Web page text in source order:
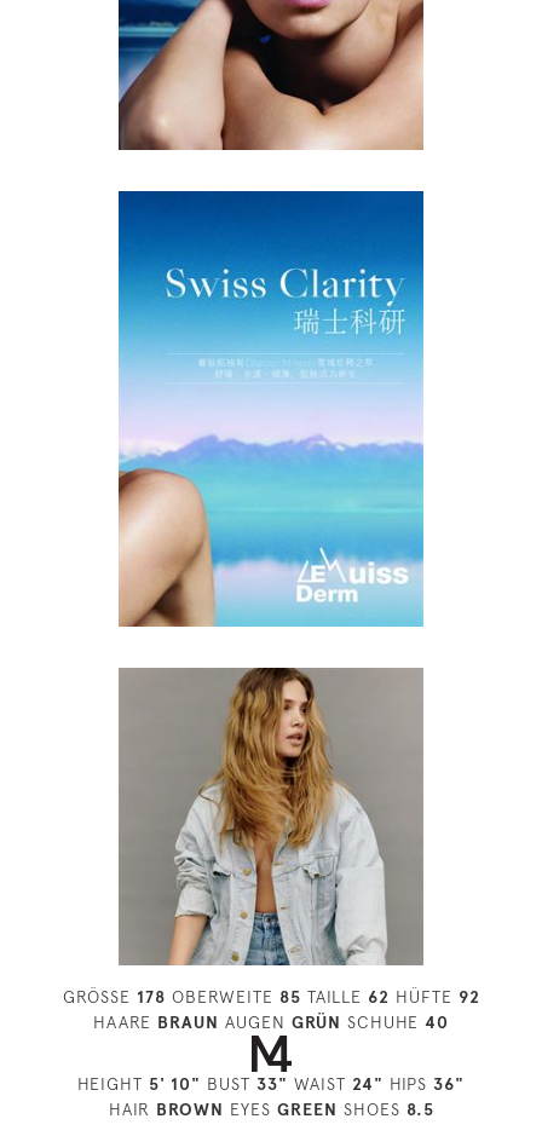
GRÖSSE 178 OBERWEITE 85 TAILLE 62 HÜFTE 92
HAARE BRAUN AUGEN GRÜN SCHUHE 40
HEIGHT 5' 10" BUST 33" WAIST 24" HIPS 36"
HAIR BROWN EYES GREEN SHOES 8.5